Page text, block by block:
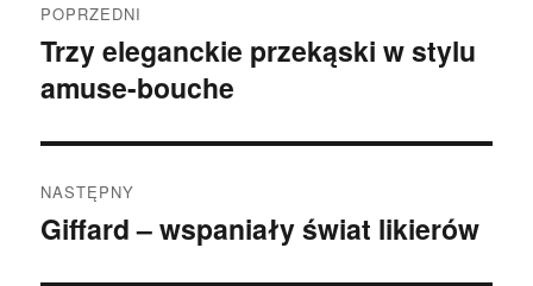
wpisu
POPRZEDNI
Poprzedni
wpis:
Trzy eleganckie przekąski w stylu
amuse-bouche
NASTĘPNY
Następny
Giffard – wspaniały świat likierów